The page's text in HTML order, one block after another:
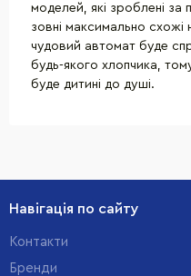
моделей, які зроблені за
зовні максимально схожі
чудовий автомат буде
будь-якого хлопчика,
буде дитині до душі.
Навігація по сайту
Контакти
Бренди